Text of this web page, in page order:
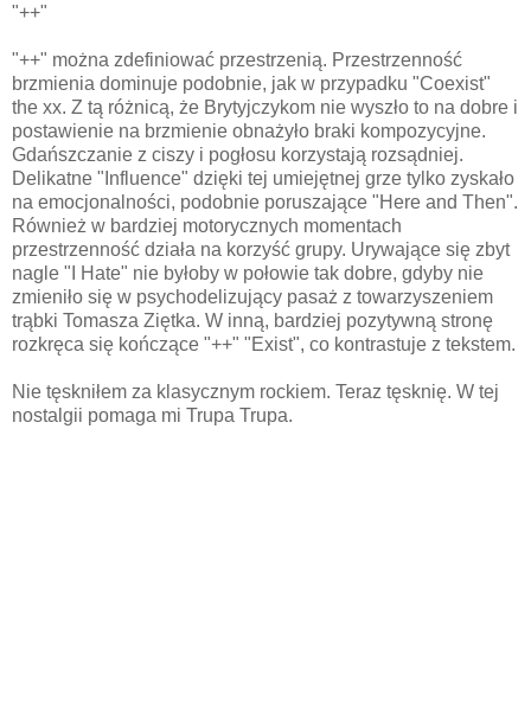
"++"
"++" można zdefiniować przestrzenią. Przestrzenność
brzmienia dominuje podobnie, jak w przypadku "Coexist"
the xx. Z tą różnicą, że Brytyjczykom nie wyszło to na dobre i
postawienie na brzmienie obnażyło braki kompozycyjne.
Gdańszczanie z ciszy i pogłosu korzystają rozsądniej.
Delikatne "Influence" dzięki tej umiejętnej grze tylko zyskało
na emocjonalności, podobnie poruszające "Here and Then".
Również w bardziej motorycznych momentach
przestrzenność działa na korzyść grupy. Urywające się zbyt
nagle "I Hate" nie byłoby w połowie tak dobre, gdyby nie
zmieniło się w psychodelizujący pasaż z towarzyszeniem
trąbki Tomasza Ziętka. W inną, bardziej pozytywną stronę
rozkręca się kończące "++" "Exist", co kontrastuje z tekstem.
Nie tęskniłem za klasycznym rockiem. Teraz tęsknię. W tej
nostalgii pomaga mi Trupa Trupa.